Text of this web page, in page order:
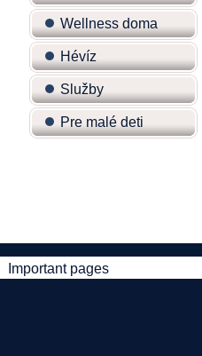
Wellness doma
Hévíz
Služby
Pre malé deti
Important pages